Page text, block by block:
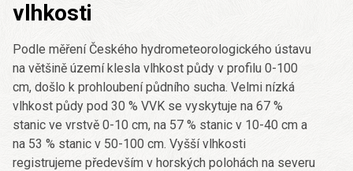
vlhkosti
Podle měření Českého hydrometeorologického ústavu
na většině území klesla vlhkost půdy v profilu 0-100
cm, došlo k prohloubení půdního sucha. Velmi nízká
vlhkost půdy pod 30 % VVK se vyskytuje na 67 %
stanic ve vrstvě 0-10 cm, na 57 % stanic v 10-40 cm a
na 53 % stanic v 50-100 cm. Vyšší vlhkosti
registrujeme především v horských polohách na severu